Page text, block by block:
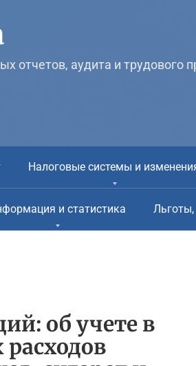
отчетов, аудита и трудового
Налоговые системы и
и статистика
об учете в
расходов